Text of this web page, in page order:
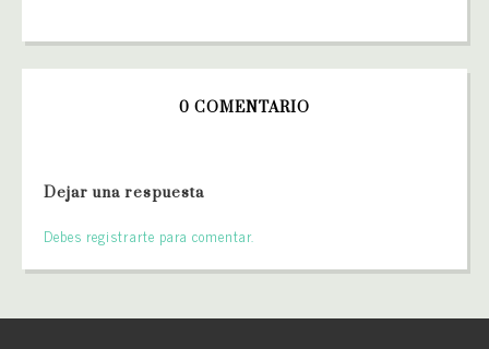
0 COMENTARIO
Dejar una respuesta
Debes registrarte para comentar.